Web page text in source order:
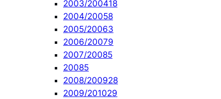
2003/200418
2004/20058
2005/20063
2006/20079
2007/20085
20085
2008/200928
2009/201029